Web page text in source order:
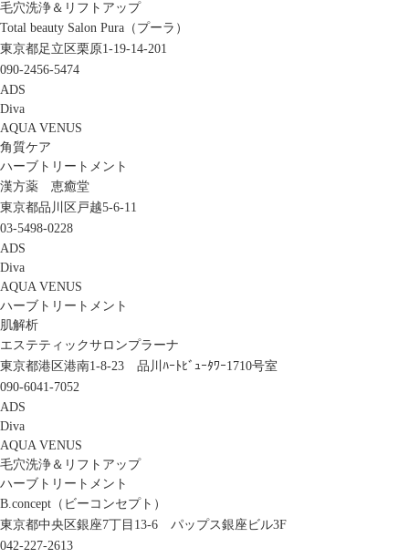
毛穴洗浄＆リフトアップ
Total beauty Salon Pura（プーラ）
東京都足立区栗原1-19-14-201
090-2456-5474
ADS
Diva
AQUA VENUS
角質ケア
ハーブトリートメント
漢方薬 恵癒堂
東京都品川区戸越5-6-11
03-5498-0228
ADS
Diva
AQUA VENUS
ハーブトリートメント
肌解析
エステティックサロンプラーナ
東京都港区港南1-8-23 品川ﾊｰﾄﾋﾞｭｰﾀﾜｰ1710号室
090-6041-7052
ADS
Diva
AQUA VENUS
毛穴洗浄＆リフトアップ
ハーブトリートメント
B.concept（ビーコンセプト）
東京都中央区銀座7丁目13-6 パップス銀座ビル3F
042-227-2613